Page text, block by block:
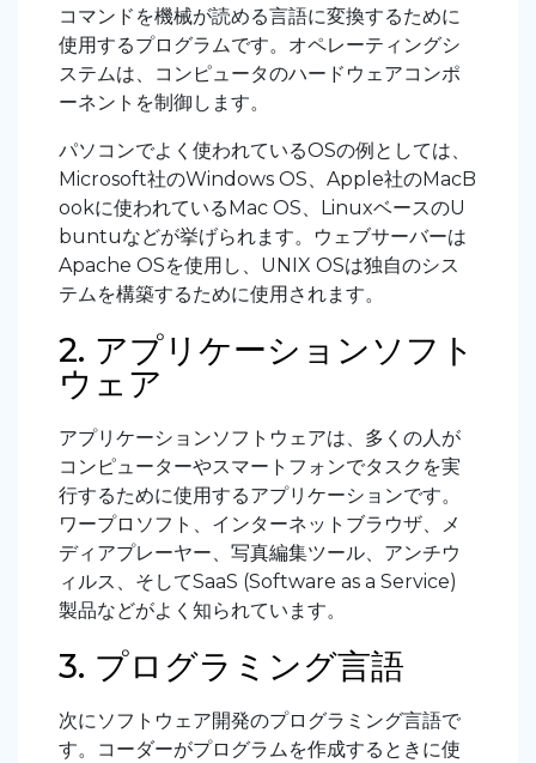
コマンドを機械が読める言語に変換するために
使用するプログラムです。オペレーティングシ
ステムは、コンピュータのハードウェアコンポ
ーネントを制御します。
パソコンでよく使われているOSの例としては、
Microsoft社のWindows OS、 Apple社のMacB
ookに使われている Mac OS、 LinuxベースのU
buntuなどが挙げられます。ウェブサーバーは
Apache OSを使用し、 UNIX OSは独自のシス
テムを構築するために使用されます。
2. アプリケーションソフト
ウェア
アプリケーションソフトウェアは、多くの人が
コンピューターやスマートフォンでタスクを実
行するために使用するアプリケーションです。
ワープロソフト、インターネットブラウザ、メ
ディアプレーヤー、写真編集ツール、アンチウ
ィルス、そしてSaaS (Software as a Service)
製品などがよく知られています。
3. プログラミング言語
次にソフトウェア開発のプログラミング言語で
す。コーダーがプログラムを作成するときに使